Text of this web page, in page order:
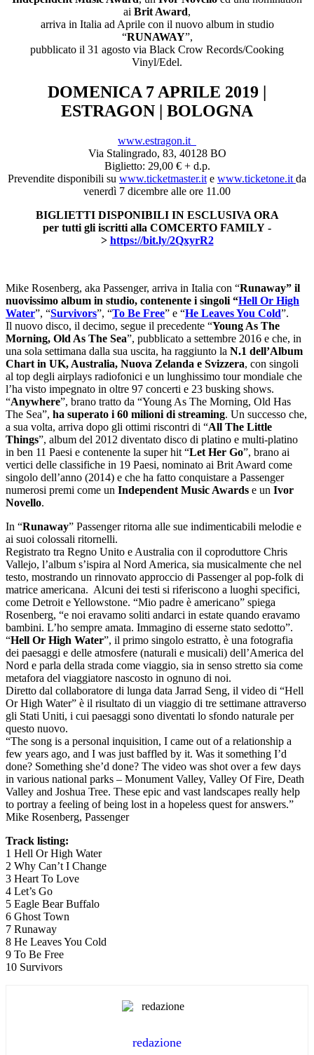
ai Brit Award,
arriva in Italia ad Aprile con il nuovo album in studio
“RUNAWAY”,
pubblicato il 31 agosto via Black Crow Records/Cooking
Vinyl/Edel.
DOMENICA 7 APRILE 2019 |
ESTRAGON | BOLOGNA
www.estragon.it
Via Stalingrado, 83, 40128 BO
Biglietto: 29,00 € + d.p.
Prevendite disponibili su www.ticketmaster.it e www.ticketone.it da
venerdì 7 dicembre alle ore 11.00
BIGLIETTI DISPONIBILI IN ESCLUSIVA ORA
per tutti gli iscritti alla COMCERTO FAMILY -
> https://bit.ly/2QxyrR2
Mike Rosenberg, aka Passenger, arriva in Italia con “Runaway” il
nuovissimo album in studio, contenente i singoli “Hell Or High
Water”, “Survivors”, “To Be Free” e “He Leaves You Cold”.
Il nuovo disco, il decimo, segue il precedente “Young As The
Morning, Old As The Sea”, pubblicato a settembre 2016 e che, in
una sola settimana dalla sua uscita, ha raggiunto la N.1 dell’Album
Chart in UK, Australia, Nuova Zelanda e Svizzera, con singoli
al top degli airplays radiofonici e un lunghissimo tour mondiale che
l’ha visto impegnato in oltre 97 concerti e 23 busking shows.
“Anywhere”, brano tratto da “Young As The Morning, Old Has
The Sea”, ha superato i 60 milioni di streaming. Un successo che,
a sua volta, arriva dopo gli ottimi riscontri di “All The Little
Things”, album del 2012 diventato disco di platino e multi-platino
in ben 11 Paesi e contenente la super hit “Let Her Go”, brano ai
vertici delle classifiche in 19 Paesi, nominato ai Brit Award come
singolo dell’anno (2014) e che ha fatto conquistare a Passenger
numerosi premi come un Independent Music Awards e un Ivor
Novello.
In “Runaway” Passenger ritorna alle sue indimenticabili melodie e
ai suoi colossali ritornelli.
Registrato tra Regno Unito e Australia con il coproduttore Chris
Vallejo, l’album s’ispira al Nord America, sia musicalmente che nel
testo, mostrando un rinnovato approccio di Passenger al pop-folk di
matrice americana. Alcuni dei testi si riferiscono a luoghi specifici,
come Detroit e Yellowstone. “Mio padre è americano” spiega
Rosenberg, “e noi eravamo soliti andarci in estate quando eravamo
bambini. L’ho sempre amata. Immagino di esserne stato sedotto”.
“Hell Or High Water”, il primo singolo estratto, è una fotografia
dei paesaggi e delle atmosfere (naturali e musicali) dell’America del
Nord e parla della strada come viaggio, sia in senso stretto sia come
metafora del viaggiatore nascosto in ognuno di noi.
Diretto dal collaboratore di lunga data Jarrad Seng, il video di “Hell
Or High Water” è il risultato di un viaggio di tre settimane attraverso
gli Stati Uniti, i cui paesaggi sono diventati lo sfondo naturale per
questo nuovo.
“The song is a personal inquisition, I came out of a relationship a
few years ago, and I was just baffled by it. Was it something I’d
done? Something she’d done? The video was shot over a few days
in various national parks – Monument Valley, Valley Of Fire, Death
Valley and Joshua Tree. These epic and vast landscapes really help
to portray a feeling of being lost in a hopeless quest for answers.”
Mike Rosenberg, Passenger
Track listing:
1 Hell Or High Water
2 Why Can’t I Change
3 Heart To Love
4 Let’s Go
5 Eagle Bear Buffalo
6 Ghost Town
7 Runaway
8 He Leaves You Cold
9 To Be Free
10 Survivors
redazione